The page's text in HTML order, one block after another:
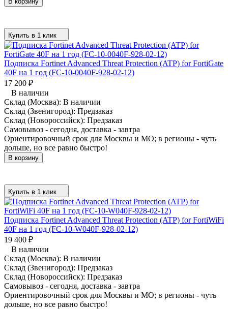
Купить в 1 клик
Подписка Fortinet Advanced Threat Protection (ATP) for FortiGate
40F на 1 год (FC-10-0040F-928-02-12)
17 200 ₽
В наличии
Склад (Москва): В наличии
Склад (Звенигород): Предзаказ
Склад (Новороссийск): Предзаказ
Самовывоз - сегодня, доставка - завтра
Ориентировочный срок для Москвы и МО; в регионы - чуть
дольше, но все равно быстро!
В корзину
Купить в 1 клик
Подписка Fortinet Advanced Threat Protection (ATP) for FortiWiFi
40F на 1 год (FC-10-W040F-928-02-12)
19 400 ₽
В наличии
Склад (Москва): В наличии
Склад (Звенигород): Предзаказ
Склад (Новороссийск): Предзаказ
Самовывоз - сегодня, доставка - завтра
Ориентировочный срок для Москвы и МО; в регионы - чуть
дольше, но все равно быстро!